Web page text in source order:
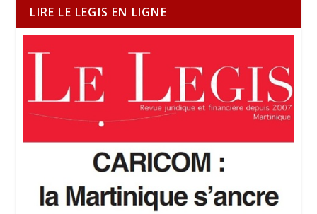
LIRE LE LEGIS EN LIGNE